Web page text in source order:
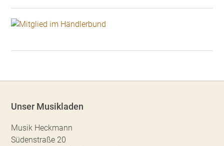
Unser Musikladen
Musik Heckmann
Südenstraße 20